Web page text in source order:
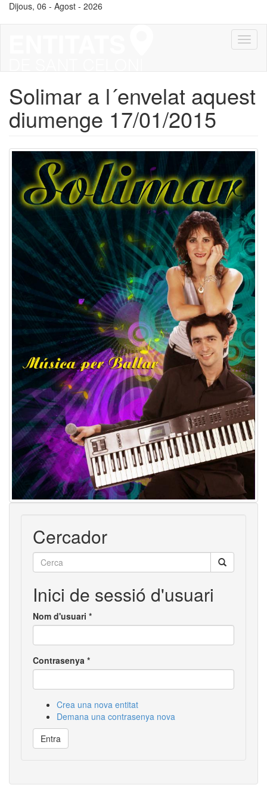
VésDijous, 06 - Agost - 2026
Solimar a l´envelat aquest
diumenge 17/01/2015
Cercador
Inici de sessió d'usuari
Nom d'usuari *
Contrasenya *
Crea una nova entitat
Demana una contrasenya nova
Entra